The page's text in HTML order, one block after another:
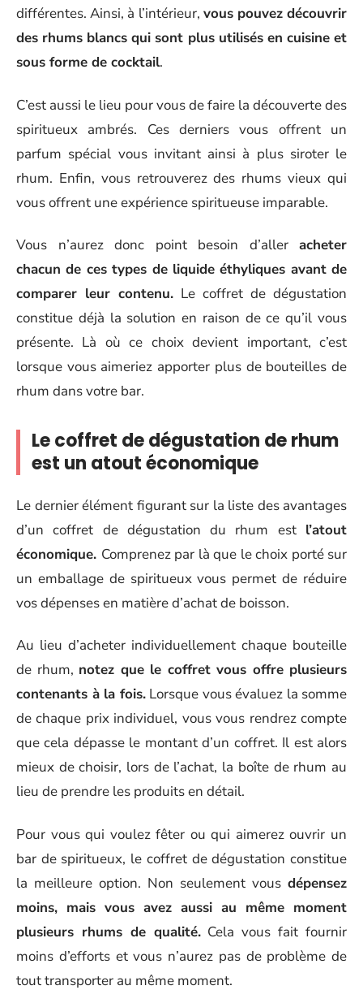
différentes. Ainsi, à l’intérieur, vous pouvez découvrir
des rhums blancs qui sont plus utilisés en cuisine et
sous forme de cocktail.
C’est aussi le lieu pour vous de faire la découverte des
spiritueux ambrés. Ces derniers vous offrent un
parfum spécial vous invitant ainsi à plus siroter le
rhum. Enfin, vous retrouverez des rhums vieux qui
vous offrent une expérience spiritueuse imparable.
Vous n’aurez donc point besoin d’aller acheter
chacun de ces types de liquide éthyliques avant de
comparer leur contenu. Le coffret de dégustation
constitue déjà la solution en raison de ce qu’il vous
présente. Là où ce choix devient important, c’est
lorsque vous aimeriez apporter plus de bouteilles de
rhum dans votre bar.
Le coffret de dégustation de rhum
est un atout économique
Le dernier élément figurant sur la liste des avantages
d’un coffret de dégustation du rhum est l’atout
économique. Comprenez par là que le choix porté sur
un emballage de spiritueux vous permet de réduire
vos dépenses en matière d’achat de boisson.
Au lieu d’acheter individuellement chaque bouteille
de rhum, notez que le coffret vous offre plusieurs
contenants à la fois.Lorsque vous évaluez la somme
de chaque prix individuel, vous vous rendrez compte
que cela dépasse le montant d’un coffret. Il est alors
mieux de choisir, lors de l’achat, la boîte de rhum au
lieu de prendre les produits en détail.
Pour vous qui voulez fêter ou qui aimerez ouvrir un
bar de spiritueux, le coffret de dégustation constitue
la meilleure option. Non seulement vous dépensez
moins, mais vous avez aussi au même moment
plusieurs rhums de qualité.Cela vous fait fournir
moins d’efforts et vous n’aurez pas de problème de
tout transporter au même moment.